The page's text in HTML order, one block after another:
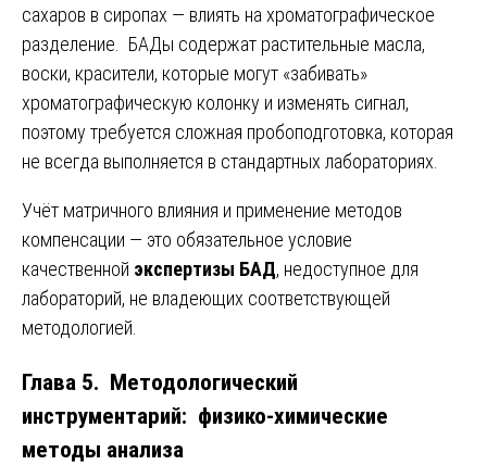
сахаров в сиропах — влиять на хроматографическое
разделение. БАДы содержат растительные масла,
воски, красители, которые могут «забивать»
хроматографическую колонку и изменять сигнал,
поэтому требуется сложная пробоподготовка, которая
не всегда выполняется в стандартных лабораториях.
Учёт матричного влияния и применение методов
компенсации — это обязательное условие
качественной экспертизы БАД, недоступное для
лабораторий, не владеющих соответствующей
методологией.
Глава 5. Методологический
инструментарий: физико-химические
методы анализа